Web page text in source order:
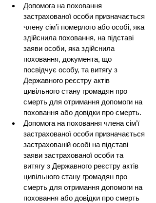
Допомога на поховання
застрахованої особи призначається
члену сім’ї померлого або особі, яка
здійснила поховання, на підставі
заяви особи, яка здійснила
поховання, документа, що
посвідчує особу, та витягу з
Державного реєстру актів
цивільного стану громадян про
смерть для отримання допомоги на
поховання або довідки про смерть.
Допомога на поховання члена сім’ї
застрахованої особи призначається
застрахованій особі на підставі
заяви застрахованої особи та
витягу з Державного реєстру актів
цивільного стану громадян про
смерть для отримання допомоги на
поховання або довідки про смерть